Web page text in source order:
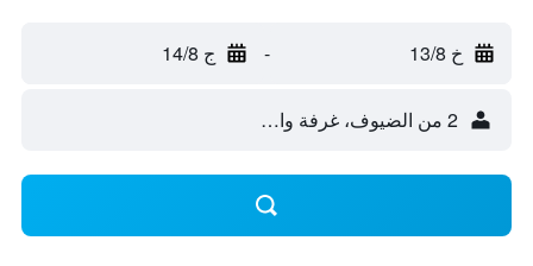
خ 13/8 - ج 14/8
2 من الضيوف، غرفة واحدة